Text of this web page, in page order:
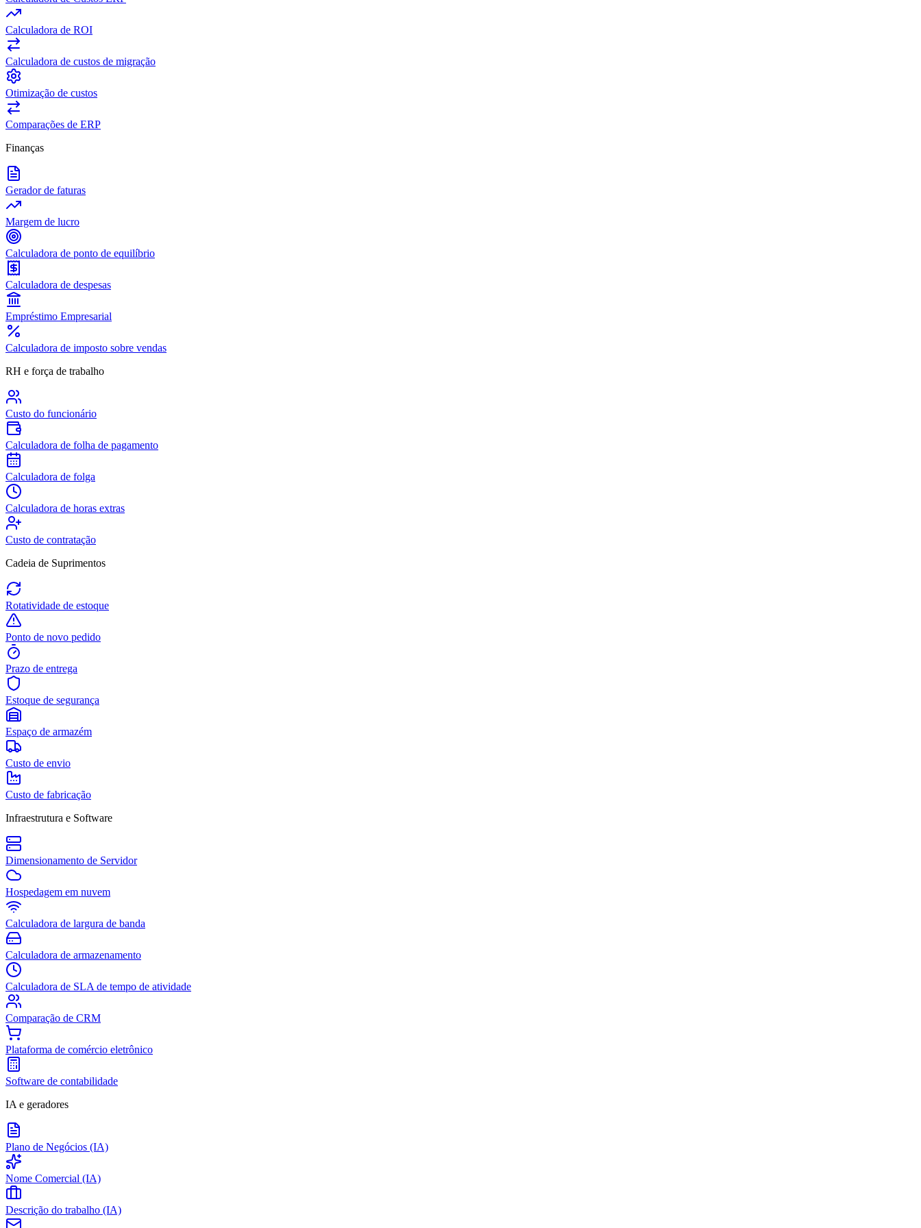
Calculadora de ROI
Calculadora de custos de migração
Otimização de custos
Comparações de ERP
Finanças
Gerador de faturas
Margem de lucro
Calculadora de ponto de equilíbrio
Calculadora de despesas
Empréstimo Empresarial
Calculadora de imposto sobre vendas
RH e força de trabalho
Custo do funcionário
Calculadora de folha de pagamento
Calculadora de folga
Calculadora de horas extras
Custo de contratação
Cadeia de Suprimentos
Rotatividade de estoque
Ponto de novo pedido
Prazo de entrega
Estoque de segurança
Espaço de armazém
Custo de envio
Custo de fabricação
Infraestrutura e Software
Dimensionamento de Servidor
Hospedagem em nuvem
Calculadora de largura de banda
Calculadora de armazenamento
Calculadora de SLA de tempo de atividade
Comparação de CRM
Plataforma de comércio eletrônico
Software de contabilidade
IA e geradores
Plano de Negócios (IA)
Nome Comercial (IA)
Descrição do trabalho (IA)